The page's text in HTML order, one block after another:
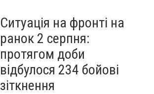
Ситуація на фронті на
ранок 2 серпня:
протягом доби
відбулося 234 бойові
зіткнення